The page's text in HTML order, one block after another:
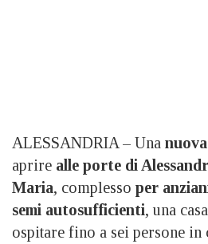
ALESSANDRIA – Una
aprire alle porte di
Maria, complesso per
semi autosufficienti, una
ospitare fino a sei persone in